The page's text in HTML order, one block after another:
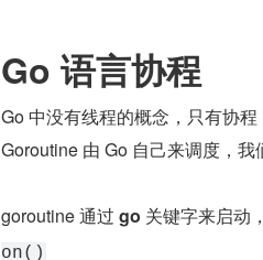
Go 语言协程
Go 中没有线程的概念，只有协
Goroutine 由 Go 自己来调度，我
goroutine 通过 go 关键字来启动
on()